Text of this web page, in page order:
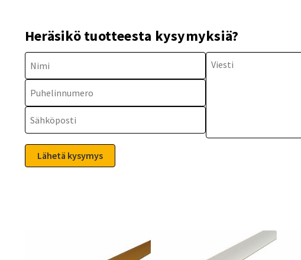
Heräsikö tuotteesta kysymyksiä?